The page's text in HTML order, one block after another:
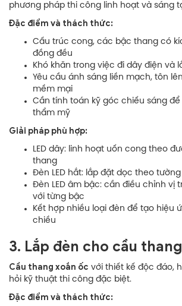
phương pháp thi công linh hoạt và sáng
Đặc điểm và thách thức:
Cấu trúc cong, các bậc thang có
đồng đều
Khó khăn trong việc đi dây điện và
Yêu cầu ánh sáng liền mạch, tôn
mềm mại
Cần tính toán kỹ góc chiếu sáng
thẩm mỹ
Giải pháp phù hợp:
LED dây: linh hoạt uốn cong theo
thang
Đèn LED hắt: lắp đặt dọc theo
Đèn LED âm bậc: cần điều chỉnh vị
với từng bậc
Kết hợp nhiều loại đèn để tạo hiệu
chiều
3. Lắp đèn cho cầu
Cầu thang xoắn ốc với thiết kế độc đáo,
hỏi kỹ thuật thi công đặc biệt.
Đặc điểm và thách thức: